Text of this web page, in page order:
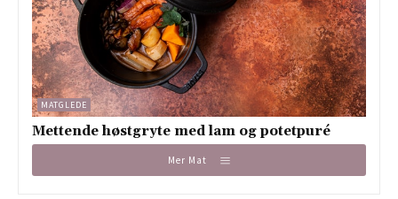
MATGLEDE
Mettende høstgryte med lam og potetpuré
Mer Mat